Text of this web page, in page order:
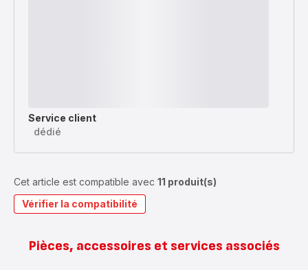
Service client
dédié
Cet article est compatible avec 11 produit(s)
Vérifier la compatibilité
Pièces, accessoires et services associés